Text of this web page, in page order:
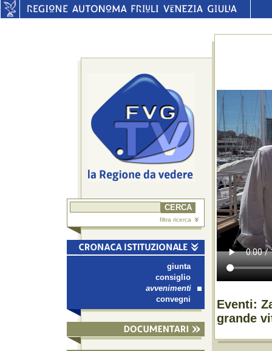
filtra ricerca
giunta
consiglio
avvenimenti
convegni
Eventi:
grande